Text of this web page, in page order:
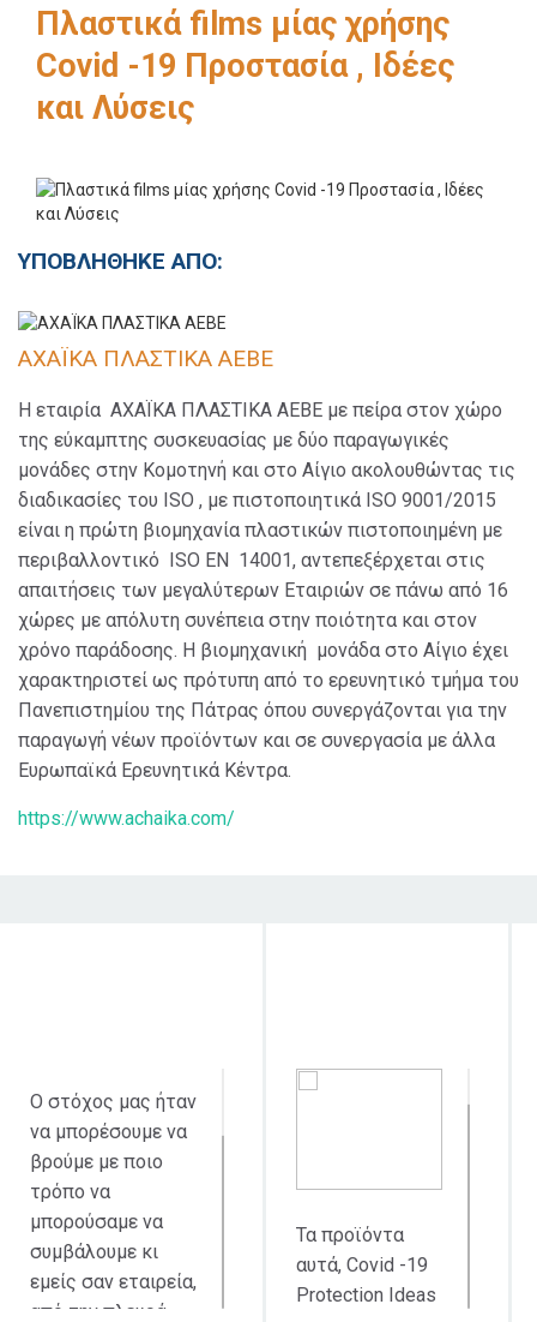
Πλαστικά films μίας χρήσης
Covid -19 Προστασία , Ιδέες
και Λύσεις
ΥΠΟΒΛΗΘΗΚΕ ΑΠΟ:
ΑΧΑΪΚΑ ΠΛΑΣΤΙΚΑ ΑΕΒΕ
Η εταιρία ΑΧΑΪΚΑ ΠΛΑΣΤΙΚΑ ΑΕΒΕ με πείρα στον χώρο
της εύκαμπτης συσκευασίας με δύο παραγωγικές
μονάδες στην Κομοτηνή και στο Αίγιο ακολουθώντας τις
διαδικασίες του ISO , με πιστοποιητικά ISO 9001/2015
είναι η πρώτη βιομηχανία πλαστικών πιστοποιημένη με
περιβαλλοντικό ISO EN 14001, αντεπεξέρχεται στις
απαιτήσεις των μεγαλύτερων Εταιριών σε πάνω από 16
χώρες με απόλυτη συνέπεια στην ποιότητα και στον
χρόνο παράδοσης. Η βιομηχανική μονάδα στο Αίγιο έχει
χαρακτηριστεί ως πρότυπη από το ερευνητικό τμήμα του
Πανεπιστημίου της Πάτρας όπου συνεργάζονται για την
παραγωγή νέων προϊόντων και σε συνεργασία με άλλα
Ευρωπαϊκά Ερευνητικά Κέντρα.
https://www.achaika.com/
Ο στόχος μας ήταν
να μπορέσουμε να
βρούμε με ποιο
τρόπο να
μπορούσαμε να
συμβάλουμε κι
εμείς σαν εταιρεία,
από την πλευρά
Τα προϊόντα
αυτά, Covid -19
Protection Ideas